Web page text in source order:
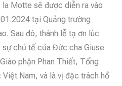
Motte sẽ được diễn ra vào
tại Quảng trường
Sau đó, thánh lễ tạ ơn lúc
chủ tế của Đức cha Giuse
phận Phan Thiết, Tổng
Nam, và là vị đặc trách hồ